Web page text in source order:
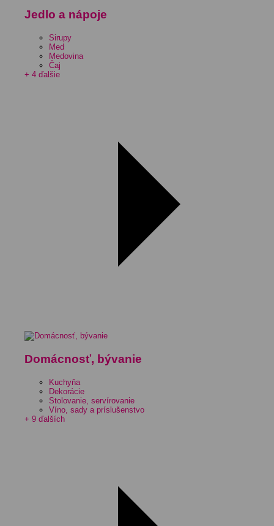
Jedlo a nápoje
Sirupy
Med
Medovina
Čaj
+ 4 ďalšie
Domácnosť, bývanie
Kuchyňa
Dekorácie
Stolovanie, servírovanie
Víno, sady a príslušenstvo
+ 9 ďalších